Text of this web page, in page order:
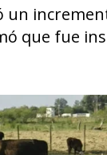
un
que fue